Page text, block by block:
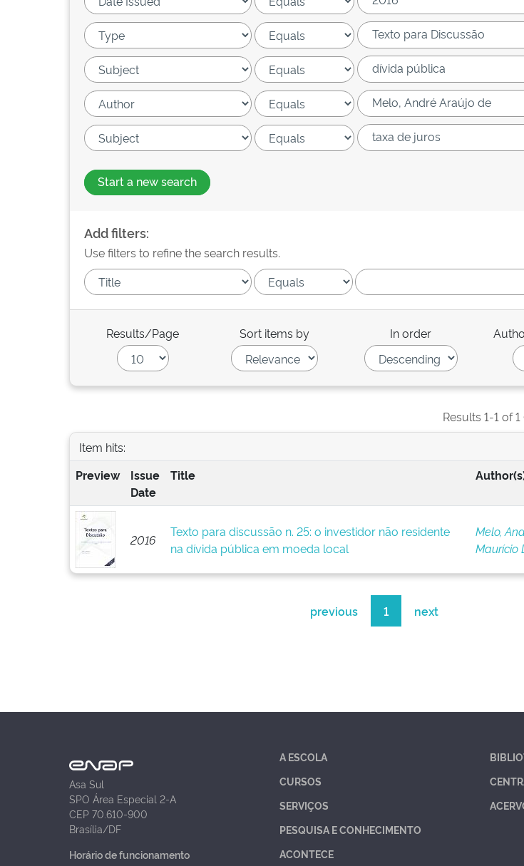
Start a new search
Add filters:
Use filters to refine the search results.
Results/Page Sort items by In order
Results 1-1 of
Item hits:
Preview
Issue
Date
Title
2016
Texto para discussão n. 25: o investidor não residente
na dívida pública em moeda local
Melo,
Maurício
previous 1 next
Asa Sul
SPO Área Especial 2-A
CEP 70.610-900
Brasília/DF
Horário de funcionamento
A ESCOLA
CURSOS
SERVIÇOS
PESQUISA E CONHECIMENTO
ACONTECE